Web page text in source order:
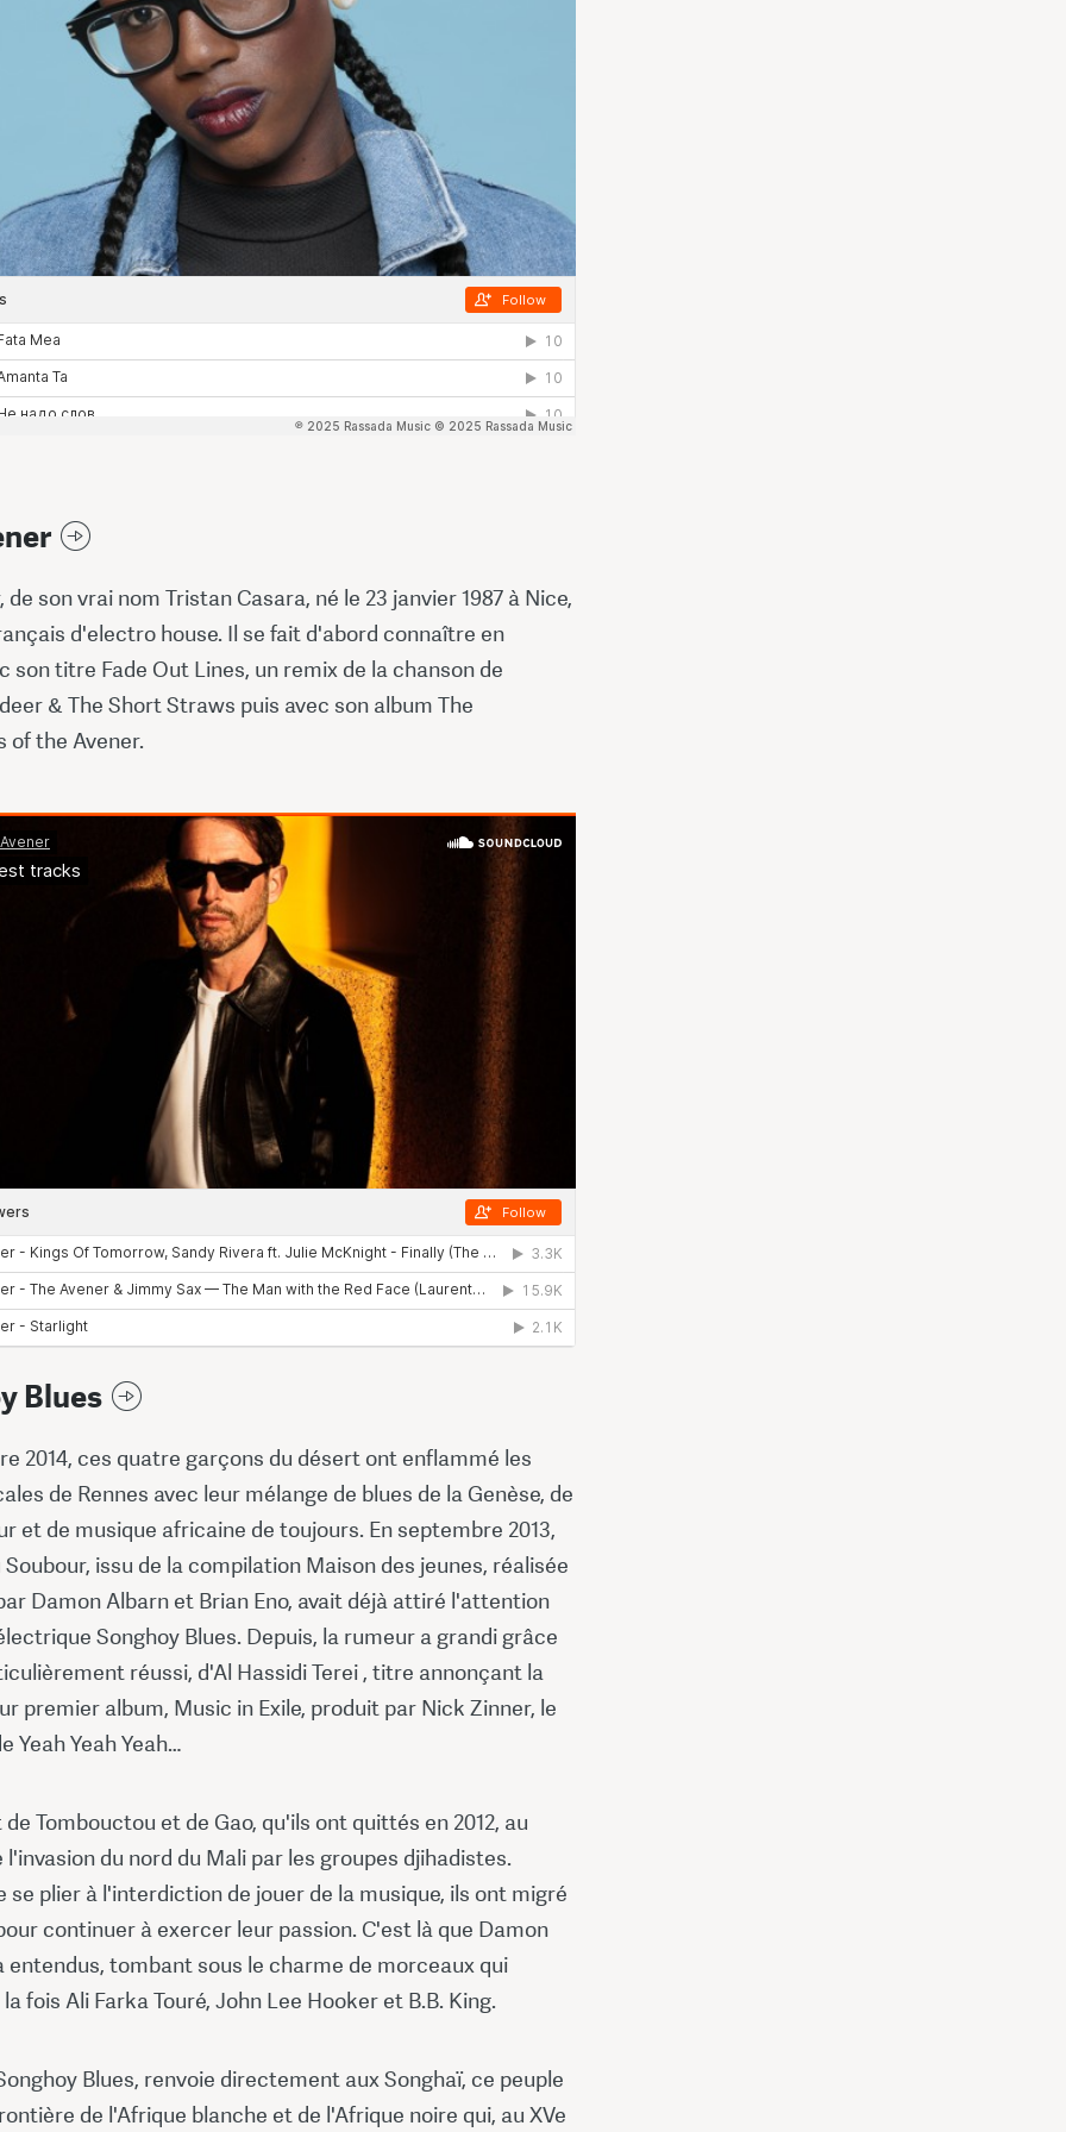
de son vrai nom Tristan Casara, né le 23 janvier 1987 à Nice,
d'electro house. Il se fait d'abord connaître en
son titre Fade Out Lines, un remix de la chanson de
& The Short Straws puis avec son album The
of the Avener.
Blues
2014, ces quatre garçons du désert ont enflammé les
de Rennes avec leur mélange de blues de la Genèse, de
et de musique africaine de toujours. En septembre 2013,
issu de la compilation Maison des jeunes, réalisée
Damon Albarn et Brian Eno, avait déjà attiré l'attention
Songhoy Blues. Depuis, la rumeur a grandi grâce
réussi, d'Al Hassidi Terei , titre annonçant la
premier album, Music in Exile, produit par Nick Zinner, le
Yeah Yeah Yeah…
Tombouctou et de Gao, qu'ils ont quittés en 2012, au
du nord du Mali par les groupes djihadistes.
se plier à l'interdiction de jouer de la musique, ils ont migré
continuer à exercer leur passion. C'est là que Damon
entendus, tombant sous le charme de morceaux qui
fois Ali Farka Touré, John Lee Hooker et B.B. King.
Blues, renvoie directement aux Songhaï, ce peuple
de l'Afrique blanche et de l'Afrique noire qui, au XVe